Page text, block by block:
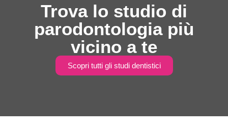
Trova lo studio di
parodontologia più
vicino a te
Scopri tutti gli studi dentistici